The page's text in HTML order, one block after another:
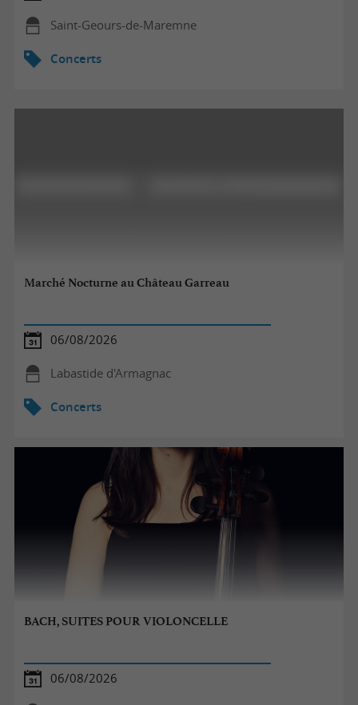
Saint-Geours-de-Maremne
Concerts
Marché Nocturne au Château Garreau
06/08/2026
Labastide d'Armagnac
Concerts
BACH, SUITES POUR VIOLONCELLE
06/08/2026